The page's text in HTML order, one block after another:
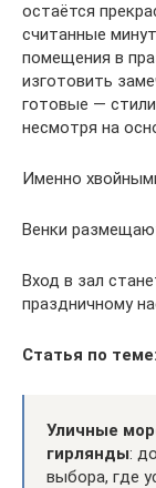
остаётся
считанные
помещения в
изготовить
готовые —
несмотря на
Именно
Венки
Вход в зал
праздничному
Статья по теме:
Уличные
гирлянды:
выбора, где